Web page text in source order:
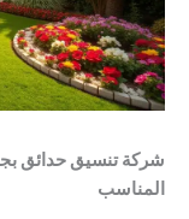
شركة تنسيق حدائق
المناسب